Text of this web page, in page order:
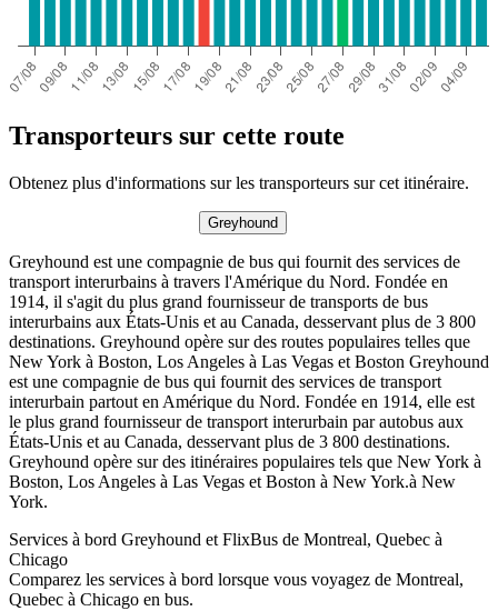
Transporteurs sur cette route
Obtenez plus d'informations sur les transporteurs sur cet itinéraire.
Greyhound
Greyhound est une compagnie de bus qui fournit des services de
transport interurbains à travers l'Amérique du Nord. Fondée en
1914, il s'agit du plus grand fournisseur de transports de bus
interurbains aux États-Unis et au Canada, desservant plus de 3 800
destinations. Greyhound opère sur des routes populaires telles que
New York à Boston, Los Angeles à Las Vegas et Boston Greyhound
est une compagnie de bus qui fournit des services de transport
interurbain partout en Amérique du Nord. Fondée en 1914, elle est
le plus grand fournisseur de transport interurbain par autobus aux
États-Unis et au Canada, desservant plus de 3 800 destinations.
Greyhound opère sur des itinéraires populaires tels que New York à
Boston, Los Angeles à Las Vegas et Boston à New York.à New
York.
Services à bord Greyhound et FlixBus de Montreal, Quebec à
Chicago
Comparez les services à bord lorsque vous voyagez de Montreal,
Quebec à Chicago en bus.